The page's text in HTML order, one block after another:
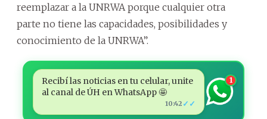
reemplazar a la UNRWA porque cualquier otra
parte no tiene las capacidades, posibilidades y
conocimiento de la UNRWA”.
Recibí las noticias en tu celular, unite
al canal de ÚH en WhatsApp 🤩
10:42 ✓✓
1